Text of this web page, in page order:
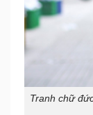
Tranh chữ